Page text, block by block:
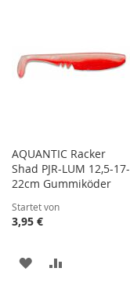
AQUANTIC Racker
Shad PJR-LUM 12,5-17-
22cm Gummiköder
Startet von
3,95 €
ZUR